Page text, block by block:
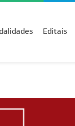
Editais